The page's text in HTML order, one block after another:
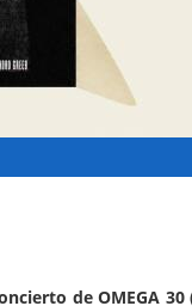
de OMEGA 30